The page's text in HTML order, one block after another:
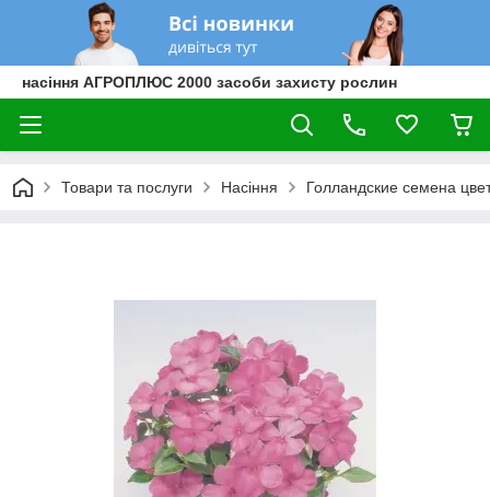
насіння АГРОПЛЮС 2000 засоби захисту рослин
Товари та послуги Насіння Голландские семена